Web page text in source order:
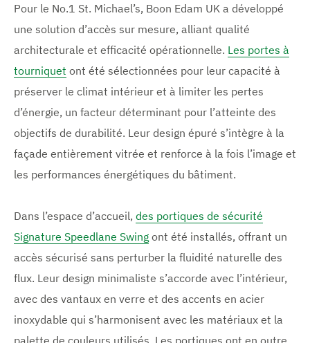
Pour le No.1 St. Michael’s, Boon Edam UK a développé
une solution d’accès sur mesure, alliant qualité
architecturale et efficacité opérationnelle. Les portes à
tourniquet ont été sélectionnées pour leur capacité à
préserver le climat intérieur et à limiter les pertes
d’énergie, un facteur déterminant pour l’atteinte des
objectifs de durabilité. Leur design épuré s’intègre à la
façade entièrement vitrée et renforce à la fois l’image et
les performances énergétiques du bâtiment.
Dans l’espace d’accueil, des portiques de sécurité
Signature Speedlane Swing ont été installés, offrant un
accès sécurisé sans perturber la fluidité naturelle des
flux. Leur design minimaliste s’accorde avec l’intérieur,
avec des vantaux en verre et des accents en acier
inoxydable qui s’harmonisent avec les matériaux et la
palette de couleurs utilisés. Les portiques ont en outre